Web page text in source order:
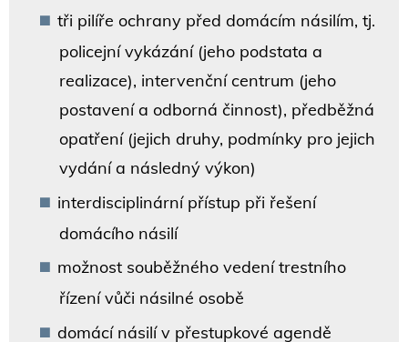
tři pilíře ochrany před domácím násilím, tj.
policejní vykázání (jeho podstata a
realizace), intervenční centrum (jeho
postavení a odborná činnost), předběžná
opatření (jejich druhy, podmínky pro jejich
vydání a následný výkon)
interdisciplinární přístup při řešení
domácího násilí
možnost souběžného vedení trestního
řízení vůči násilné osobě
domácí násilí v přestupkové agendě